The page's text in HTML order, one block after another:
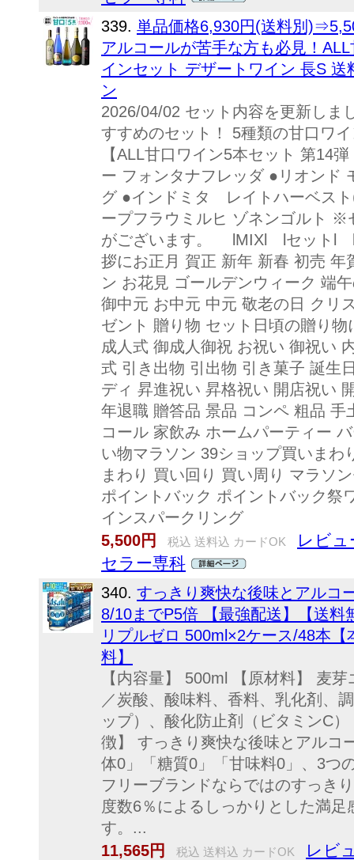
339. 単品価格6,930円(送料別
アルコールが苦手な方も必見！
インセット デザートワイン 長S
ン
2026/04/02 セット内容を更新しま
すすめのセット！ 5種類の甘口ワ
【ALL甘口ワイン5本セット 第14
ー フォンタナフレッダ ●リオンド
グ ●インドミタ レイトハーベス
ープフラウミルヒ ゾネンゴルト ※
がございます。 lMIXl lセットl
拶にお正月 賀正 新年 新春 初売
ン お花見 ゴールデンウィーク 端
御中元 お中元 中元 敬老の日 クリ
ゼント 贈り物 セット日頃の贈り
成人式 御成人御祝 お祝い 御祝い
式 引き出物 引出物 引き菓子 誕生
ディ 昇進祝い 昇格祝い 開店祝い
年退職 贈答品 景品 コンペ 粗品
コール 家飲み ホームパーティー
い物マラソン 39ショップ買いまわ
まわり 買い回り 買い周り マラソ
ポイントバック ポイントバック祭
インスパークリング
5,500円
税込 送料込 カードOK
レビュ
セラー専科
340. すっきり爽快な後味とアルコ
8/10までP5倍 【最強配送】【送
リプルゼロ 500ml×2ケース/48本
料】
【内容量】 500ml 【原材料】 麦
／炭酸、酸味料、香料、乳化剤、
ップ）、酸化防止剤（ビタミンC
徴】 すっきり爽快な後味とアルコ
体0」「糖質0」「甘味料0」、3つ
フリーブランドならではのすっき
度数6％によるしっかりとした満
す。...
11,565円
税込 送料込 カードOK
レビ